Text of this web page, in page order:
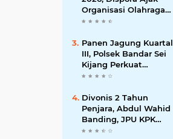
Organisasi Olahraga
Gotong Royong
Utama Riau
Panen Jagung Kuartal
III, Polsek Bandar Sei
Kijang Perkuat
Ketahanan Pangan
Produktivitas Petani
Divonis 2 Tahun
Penjara, Abdul Wahid
Banding, JPU KPK
Masih Pikir-Pikir